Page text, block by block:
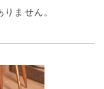
ません。